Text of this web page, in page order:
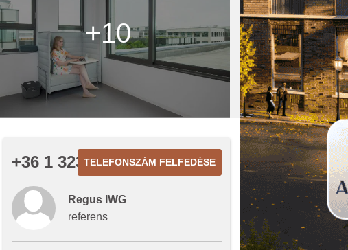
+36 1 323TELEFONSZÁM FELFEDÉSE
Regus IWG
referens